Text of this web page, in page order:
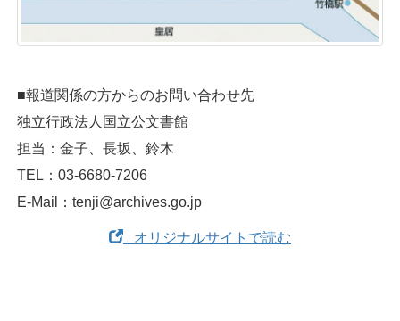
■報道関係の方からのお問い合わせ先
独立行政法人国立公文書館
担当：金子、長坂、鈴木
TEL：03-6680-7206
E-Mail：tenji@archives.go.jp
オリジナルサイトで読む